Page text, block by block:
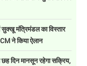
मंत्रिमंडल का विस्तार
ने किया ऐलान
दिन मानसून रहेगा सक्रिय,